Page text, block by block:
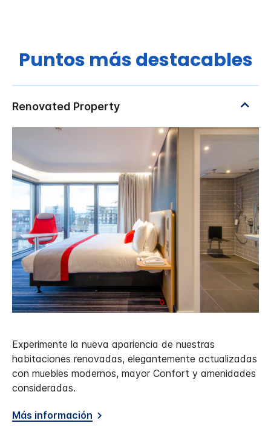
Puntos más destacables
Experimente la nueva apariencia de nuestras
habitaciones renovadas, elegantemente actualizadas
con muebles modernos, mayor Confort y amenidades
consideradas.
Más información